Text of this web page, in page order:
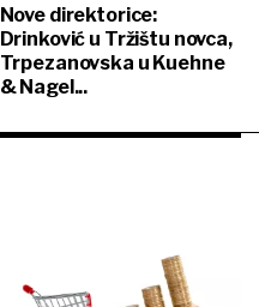
Nove direktorice:
Drinković u Tržištu novca,
Trpezanovska u Kuehne
& Nagel...